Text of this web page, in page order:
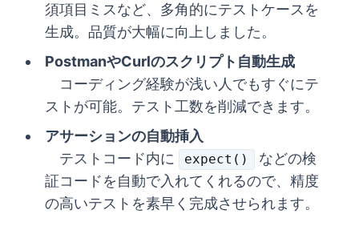
須項目ミスなど、多角的にテストケースを
生成。品質が大幅に向上しました。
PostmanやCurlのスクリプト自動生成
コーディング経験が浅い人でもすぐにテ
ストが可能。テスト工数を削減できます。
アサーションの自動挿入
テストコード内に
expect()
などの検
証コードを自動で入れてくれるので、精度
の高いテストを素早く完成させられます。